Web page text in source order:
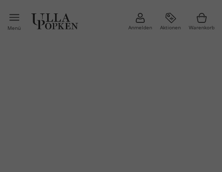
Menü Anmelden Aktionen Warenkorb